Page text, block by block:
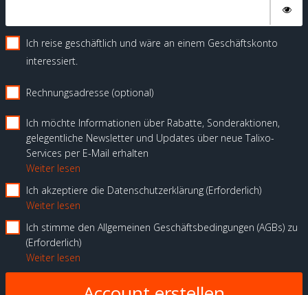
Ich reise geschäftlich und wäre an einem Geschäftskonto
interessiert.
Rechnungsadresse (optional)
Ich möchte Informationen über Rabatte, Sonderaktionen,
gelegentliche Newsletter und Updates über neue Talixo-
Services per E-Mail erhalten
Weiter lesen
Ich akzeptiere die Datenschutzerklärung Erforderlich
Weiter lesen
Ich stimme den Allgemeinen Geschäftsbedingungen (AGBs) zu
Erforderlich
Weiter lesen